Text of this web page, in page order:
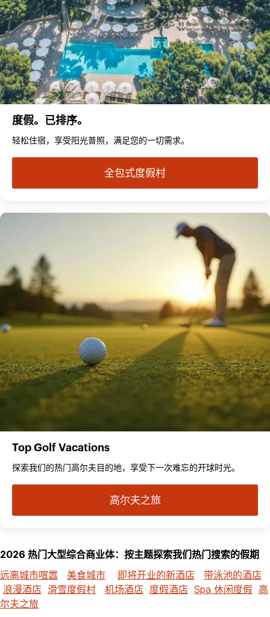
度假。已排序。
轻松住宿，享受阳光普照，满足您的一切需求。
全包式度假村
Top Golf Vacations
探索我们的热门高尔夫目的地，享受下一次难忘的开球时光。
高尔夫之旅
2026 热门大型综合商业体：按主题探索我们热门搜索的假期
远离城市喧嚣
美食城市 即将开业的新酒店
带泳池的酒店
浪漫酒店 滑雪度假村 机场酒店 度假酒店 Spa 休闲度假 高
尔夫之旅